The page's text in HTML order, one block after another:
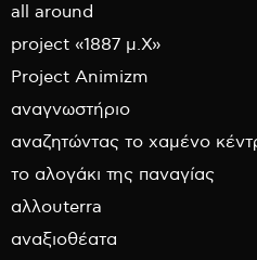
all around
project «1887 μ.Χ»
Project Animizm
αναγνωστήριο
αναζητώντας το χαμένο
το αλογάκι της παναγίας
αλλουterra
αναξιοθέατα